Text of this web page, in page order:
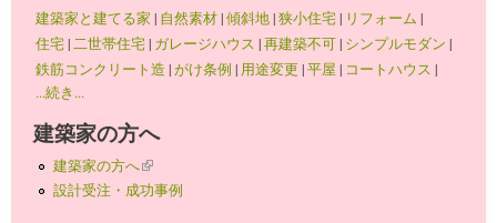
建築家と建てる家 | 自然素材|傾斜地|狭小住宅| リフォーム |
住宅|二世帯住宅| ガレージハウス |再建築不可| シンプルモダン |
鉄筋コンクリート造 |がけ条例 | 用途変更 |平屋 | コートハウス |
...続き...
建築家の方へ
建築家の方へ(link is external)
設計受注・成功事例